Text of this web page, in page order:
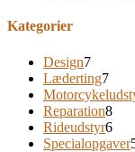
Kategorier
Design7
Læderting7
Reparation8
Rideudstyr6
Specialopgaver